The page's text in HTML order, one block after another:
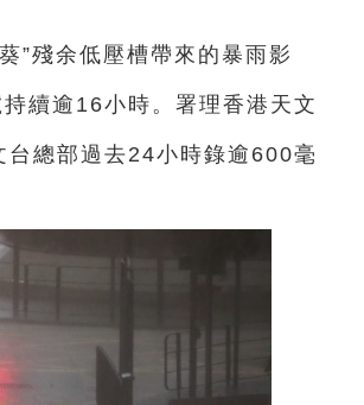
”殘余低壓槽帶來的暴雨影
續逾16小時。署理香港天文
總部過去24小時錄逾600毫